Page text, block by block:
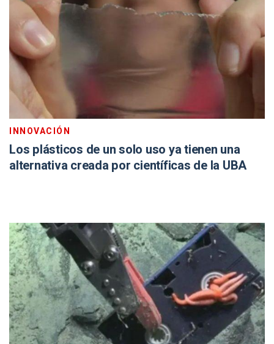
INNOVACIÓN
Los plásticos de un solo uso ya tienen una
alternativa creada por científicas de la UBA